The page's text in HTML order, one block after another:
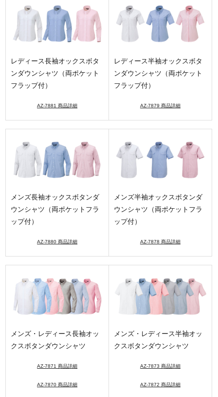
レディース長袖オックスボタ
ンダウンシャツ（両ポケット
フラップ付）
AZ-7881 商品詳細
レディース半袖オックスボタ
ンダウンシャツ（両ポケット
フラップ付）
AZ-7879 商品詳細
メンズ長袖オックスボタンダ
ウンシャツ（両ポケットフラ
ップ付）
AZ-7880 商品詳細
メンズ半袖オックスボタンダ
ウンシャツ（両ポケットフラ
ップ付）
AZ-7878 商品詳細
メンズ・レディース長袖オッ
クスボタンダウンシャツ
AZ-7871 商品詳細
AZ-7870 商品詳細
メンズ・レディース半袖オッ
クスボタンダウンシャツ
AZ-7873 商品詳細
AZ-7872 商品詳細